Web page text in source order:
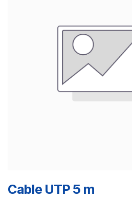
Cable UTP 5 m